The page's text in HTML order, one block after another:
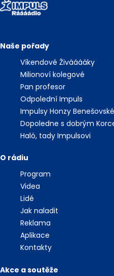
Naše pořady
Víkendové Živááááky
Milionoví kolegové
Pan profesor
Odpolední Impuls
Impulsy Honzy
Dopoledne s dobrým
Haló, tady Impulsovi
O rádiu
Program
Videa
Lidé
Jak naladit
Reklama
Aplikace
Kontakty
Akce a soutěže